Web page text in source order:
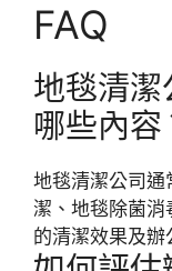
FAQ
地毯清
哪些內容
地毯清潔公司通
潔、地毯除菌消
的清潔效果及辦